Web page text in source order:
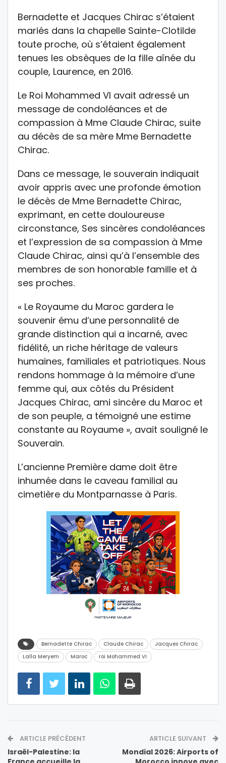
Bernadette et Jacques Chirac s’étaient
mariés dans la chapelle Sainte-Clotilde
toute proche, où s’étaient également
tenues les obsèques de la fille aînée du
couple, Laurence, en 2016.
Le Roi Mohammed VI avait adressé un
message de condoléances et de
compassion à Mme Claude Chirac, suite
au décès de sa mère Mme Bernadette
Chirac.
Dans ce message, le souverain indiquait
avoir appris avec une profonde émotion
le décès de Mme Bernadette Chirac,
exprimant, en cette douloureuse
circonstance, Ses sincères condoléances
et l’expression de sa compassion à Mme
Claude Chirac, ainsi qu’à l’ensemble des
membres de son honorable famille et à
ses proches.
« Le Royaume du Maroc gardera le
souvenir ému d’une personnalité de
grande distinction qui a incarné, avec
fidélité, un riche héritage de valeurs
humaines, familiales et patriotiques. Nous
rendons hommage à la mémoire d’une
femme qui, aux côtés du Président
Jacques Chirac, ami sincère du Maroc et
de son peuple, a témoigné une estime
constante au Royaume », avait souligné le
Souverain.
L’ancienne Première dame doit être
inhumée dans le caveau familial au
cimetière du Montparnasse à Paris.
Bernadette Chirac Claude Chirac
Jacques Chirac
Lalla Meryem
Maroc roi Mohammed VI
ARTICLE PRÉCÉDENT
Israël-Palestine: la
ARTICLE SUIVANT
Mondial 2026: Airports of